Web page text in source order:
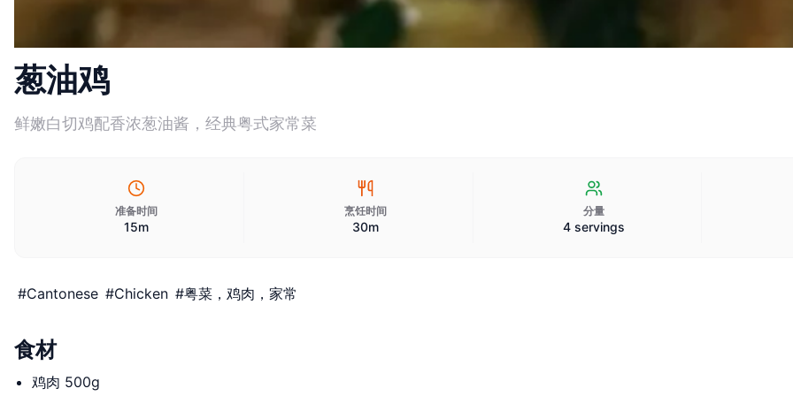
葱油鸡
鲜嫩白切鸡配香浓葱油酱，经典粤式家常菜
准备时间
15m
烹饪时间
30m
分量
4 servings
#Cantonese #Chicken #粤菜，鸡肉，家常
食材
鸡肉 500g